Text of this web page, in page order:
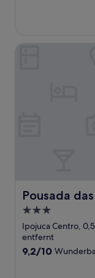
Pousada
Pousada das
3.0-
Sterne-
Unterkunft
Ipojuca Centro,
entfernt
9.2
9,2/10